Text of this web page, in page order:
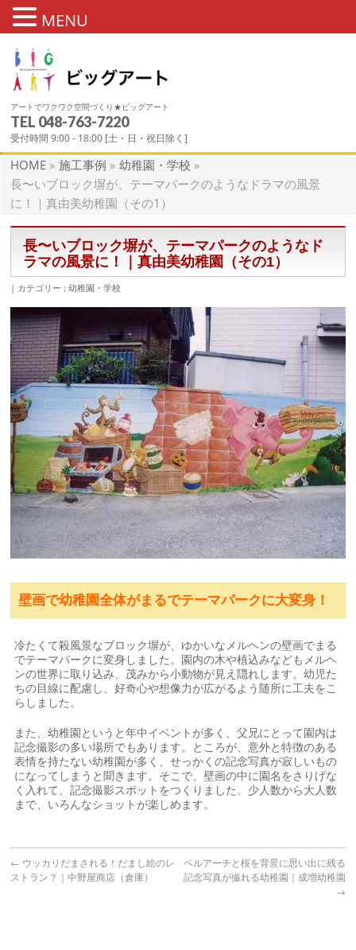
アートでワクワク空間づくり★ビッグアート
TEL 048-763-7220
受付時間 9:00 - 18:00 [土・日・祝日除く]
施工事例
HOME » 施工事例 » 幼稚園・学校 »
長〜いブロック塀が、テーマパークのようなドラマの風景
に！｜真由美幼稚園（その1）
長〜いブロック塀が、テーマパークのようなド
ラマの風景に！｜真由美幼稚園（その1）
カテゴリー :幼稚園・学校
壁画で幼稚園全体がまるでテーマパークに大変身！
冷たくて殺風景なブロック塀が、ゆかいなメルヘンの壁画でまる
でテーマパークに変身しました。園内の木や植込みなどもメルヘ
ンの世界に取り込み、茂みから小動物が見え隠れします。幼児た
ちの目線に配慮し、好奇心や想像力が広がるよう随所に工夫をこ
らしました。
また、幼稚園というと年中イベントが多く、父兄にとって園内は
記念撮影の多い場所でもあります。ところが、意外と特徴のある
表情を持たない幼稚園が多く、せっかくの記念写真が寂しいもの
になってしまうと聞きます。そこで、壁画の中に園名をさりげな
く入れて、記念撮影スポットをつくりました。少人数から大人数
まで、いろんなショットが楽しめます。
← ウッカリだまされる！だまし絵のレ
ストラン？｜中野屋商店（倉庫）
ベルアーチと桜を背景に思い出に残る
記念写真が撮れる幼稚園｜成増幼稚園
→
MENU